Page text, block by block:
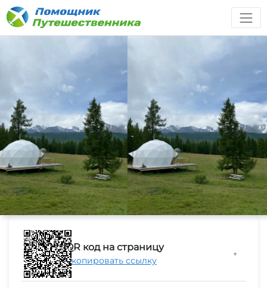
QR код на страницу
Скопировать ссылку
▼